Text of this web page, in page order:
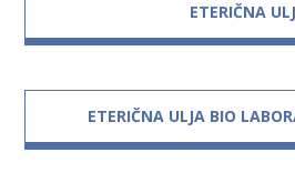
ETERIČNA
ETERIČNA ULJA BIO